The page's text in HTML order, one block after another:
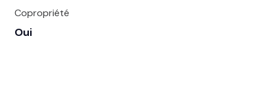
Copropriété
Oui